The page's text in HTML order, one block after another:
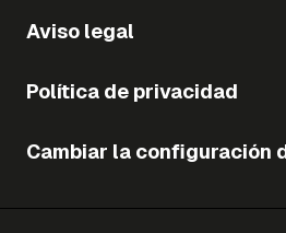
Aviso legal
Política de privacidad
Cambiar la configuración